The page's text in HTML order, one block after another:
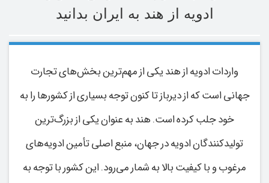
ادویه از هند به ایران بدانید
واردات ادویه از هند یکی از مهم‌ترین بخش‌های تجارت
جهانی است که از دیرباز تا کنون توجه بسیاری از کشورها را به
خود جلب کرده است. هند به عنوان یکی از بزرگ‌ترین
تولیدکنندگان ادویه در جهان، منبع اصلی تأمین ادویه‌های
مرغوب و با کیفیت بالا به شمار می‌رود. این کشور با توجه به